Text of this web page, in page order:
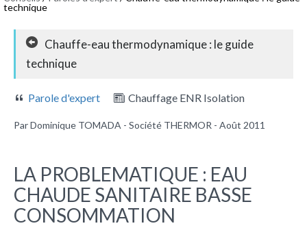
technique
Chauffe-eau thermodynamique : le guide
technique
Parole d'expert Chauffage ENR Isolation
Par Dominique TOMADA - Société THERMOR - Août 2011
LA PROBLEMATIQUE : EAU
CHAUDE SANITAIRE BASSE
CONSOMMATION